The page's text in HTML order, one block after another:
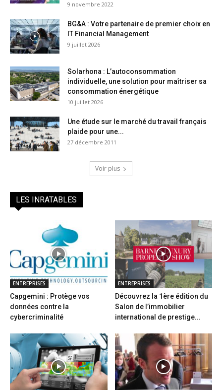
9 novembre 2022
BG&A : Votre partenaire de premier choix en
IT Financial Management
9 juillet 2026
Solarhona : L’autoconsommation
individuelle, une solution pour maîtriser sa
consommation énergétique
10 juillet 2026
Une étude sur le marché du travail français
plaide pour une...
27 décembre 2011
Voir plus
LES INRATABLES
ENTREPRISES
Capgemini : Protège vos
données contre la
cybercriminalité
ENTREPRISES
Découvrez la 1ère édition du
Salon de l’immobilier
international de prestige...